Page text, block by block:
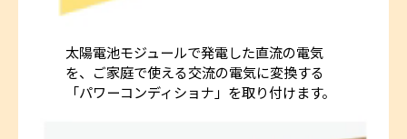
太陽電池モジュールで発電した直流の電気
を、ご家庭で使える交流の電気に変換する
「パワーコンディショナ」を取り付けます。